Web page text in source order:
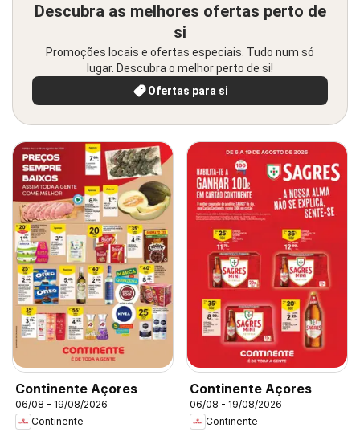
Descubra as melhores ofertas perto de
si
Promoções locais e ofertas especiais. Tudo num só
lugar. Descubra o melhor perto de si!
Ofertas para si
Continente Açores
06/08 - 19/08/2026
Continente
Continente Açores
06/08 - 19/08/2026
Continente